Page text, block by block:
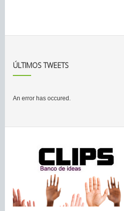
ÚLTIMOS TWEETS
An error has occured.